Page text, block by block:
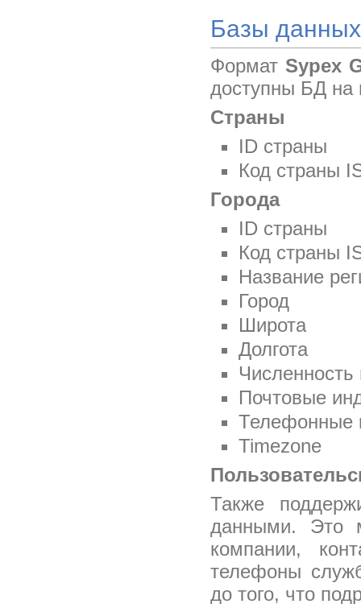
Базы данных
Формат Sypex
доступны БД на
Страны
ID страны
Код страны
Города
ID страны
Код страны
Название
Город
Широта
Долгота
Почтовые
Телефонные
Timezone
Также
данными. Это
компании,
телефоны
до того, что